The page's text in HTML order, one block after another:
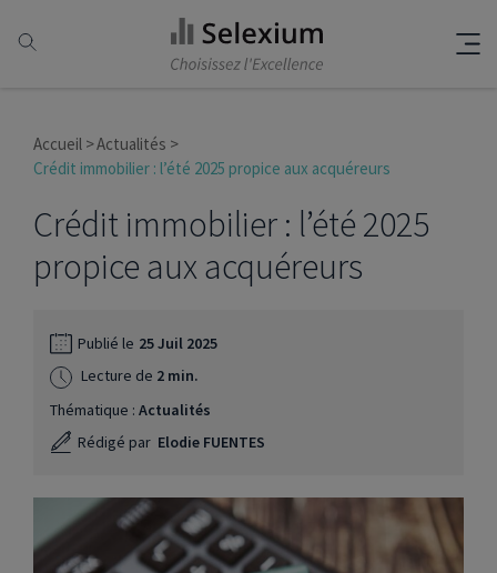
Accueil
Actualités
Crédit immobilier : l’été 2025 propice aux acquéreurs
Crédit immobilier : l’été 2025
propice aux acquéreurs
Publié le 25 Juil 2025
Lecture de 2 min.
Thématique : Actualités
Rédigé par Elodie FUENTES